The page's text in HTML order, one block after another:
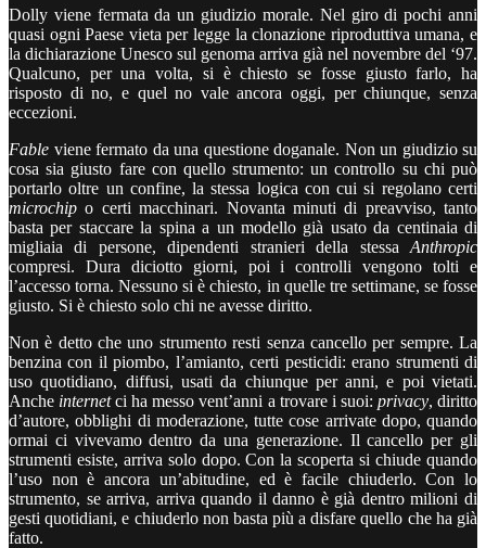
Dolly viene fermata da un giudizio morale. Nel giro di pochi anni
quasi ogni Paese vieta per legge la clonazione riproduttiva umana, e
la dichiarazione Unesco sul genoma arriva già nel novembre del ‘97.
Qualcuno, per una volta, si è chiesto se fosse giusto farlo, ha
risposto di no, e quel no vale ancora oggi, per chiunque, senza
eccezioni.
Fable viene fermato da una questione doganale. Non un giudizio su
cosa sia giusto fare con quello strumento: un controllo su chi può
portarlo oltre un confine, la stessa logica con cui si regolano certi
microchip o certi macchinari. Novanta minuti di preavviso, tanto
basta per staccare la spina a un modello già usato da centinaia di
migliaia di persone, dipendenti stranieri della stessa Anthropic
compresi. Dura diciotto giorni, poi i controlli vengono tolti e
l’accesso torna. Nessuno si è chiesto, in quelle tre settimane, se fosse
giusto. Si è chiesto solo chi ne avesse diritto.
Non è detto che uno strumento resti senza cancello per sempre. La
benzina con il piombo, l’amianto, certi pesticidi: erano strumenti di
uso quotidiano, diffusi, usati da chiunque per anni, e poi vietati.
Anche internetci ha messo vent’anni a trovare i suoi: privacy, diritto
d’autore, obblighi di moderazione, tutte cose arrivate dopo, quando
ormai ci vivevamo dentro da una generazione. Il cancello per gli
strumenti esiste, arriva solo dopo. Con la scoperta si chiude quando
l’uso non è ancora un’abitudine, ed è facile chiuderlo. Con lo
strumento, se arriva, arriva quando il danno è già dentro milioni di
gesti quotidiani, e chiuderlo non basta più a disfare quello che ha già
fatto.